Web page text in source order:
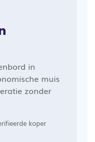
in
muis
zonder
koper